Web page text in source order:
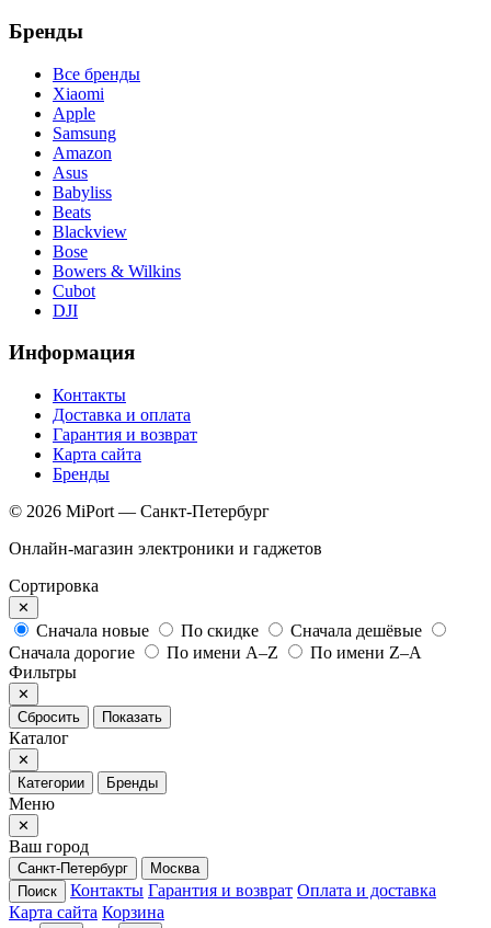
Бренды
Все бренды
Xiaomi
Apple
Samsung
Amazon
Asus
Babyliss
Beats
Blackview
Bose
Bowers & Wilkins
Cubot
DJI
Информация
Контакты
Доставка и оплата
Гарантия и возврат
Карта сайта
Бренды
© 2026 MiPort — Санкт-Петербург
Онлайн-магазин электроники и гаджетов
Сортировка
✕
Сначала новые По скидке
Сначала дешёвые
Сначала дорогие
По имени A–Z
По имени Z–A
Фильтры
✕
Сбросить
Показать
Каталог
✕
Категории
Бренды
Меню
✕
Ваш город
Санкт-Петербург
Москва
Поиск
Контакты Гарантия и возврат Оплата и доставка
Карта сайта Корзина